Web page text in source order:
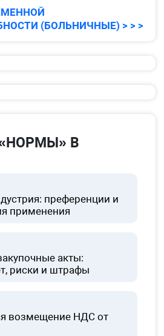
(БОЛЬНИЧНЫЕ) > > >
В
преференции и
применения
акты:
риски и штрафы
возмещение НДС от